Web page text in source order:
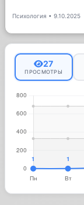
Психология • 9.10.2025
27
ПРОСМОТРЫ